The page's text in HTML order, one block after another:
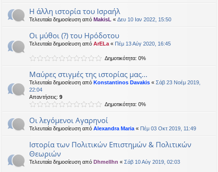
Η άλλη ιστορία του Ισραήλ
Τελευταία δημοσίευση από MakisL « Δευ 10 Ιαν 2022, 15:50
Οι μύθοι (?) του Ηρόδοτου
Τελευταία δημοσίευση από ArELa « Πέμ 13 Αύγ 2020, 16:45
Δημοτικότητα: 0%
Μαύρες στιγμές της ιστορίας μας...
Τελευταία δημοσίευση από Konstantinos Davakis « Σάβ 23 Νοέμ 2019,
22:04
Απαντήσεις: 9
Δημοτικότητα: 0%
Οι λεγόμενοι Αγαρηνοί
Τελευταία δημοσίευση από Alexandra Maria « Πέμ 03 Οκτ 2019, 11:49
Ιστορία των Πολιτικών Επιστημών & Πολιτικών
Θεωριών
Τελευταία δημοσίευση από Dhmellhn « Σάβ 10 Αύγ 2019, 02:03